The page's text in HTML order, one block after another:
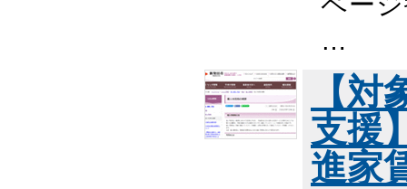
…
【
支援
進家